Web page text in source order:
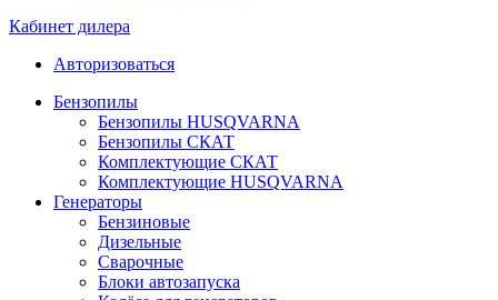
Кабинет дилера
Авторизоваться
Бензопилы
Бензопилы HUSQVARNA
Бензопилы СКАТ
Комплектующие СКАТ
Комплектующие HUSQVARNA
Генераторы
Бензиновые
Дизельные
Сварочные
Блоки автозапуска